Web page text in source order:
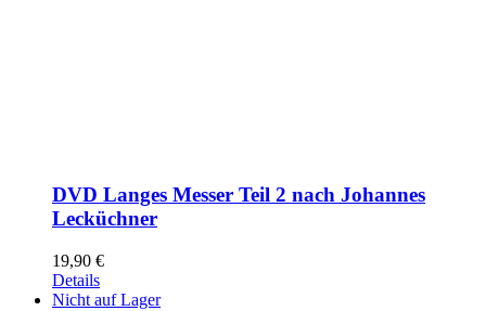
DVD Langes Messer Teil 2 nach Johannes
Lecküchner
19,90 €
Details
Nicht auf Lager